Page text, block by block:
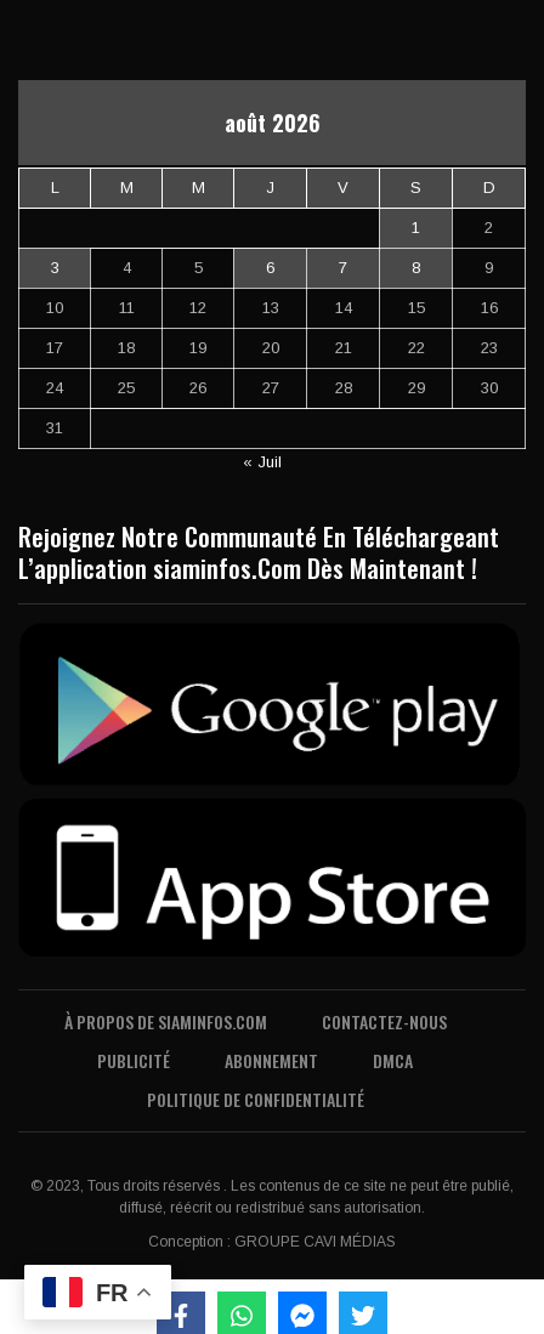
août 2026
L M M J V S D
1 2
3 4 5 6 7 8 9
10 11 12 13 14 15 16
17 18 19 20 21 22 23
24 25 26 27 28 29 30
31
« Juil
Rejoignez Notre Communauté En Téléchargeant
L’application siaminfos.Com Dès Maintenant !
À PROPOS DE SIAMINFOS.COM
CONTACTEZ-NOUS
PUBLICITÉ
ABONNEMENT
DMCA
POLITIQUE DE CONFIDENTIALITÉ
© 2023, Tous droits réservés . Les contenus de ce site ne peut être publié,
diffusé, réécrit ou redistribué sans autorisation.
Conception : GROUPE CAVI MÉDIAS
FR